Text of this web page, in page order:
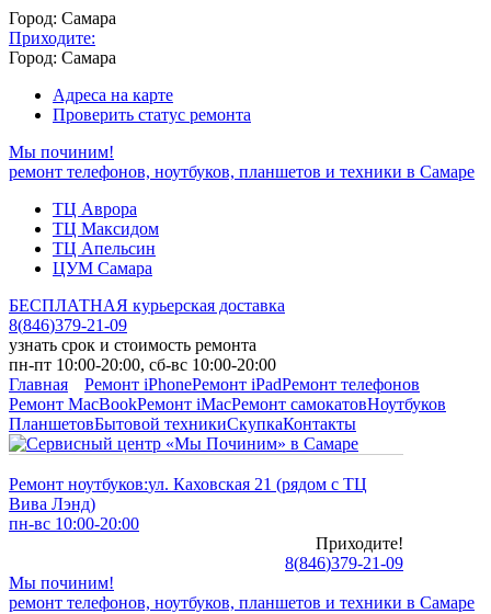
Город: Самара
Приходите:
Город: Самара
Адреса на карте
Проверить статус ремонта
Мы починим!
ремонт телефонов, ноутбуков, планшетов и техники в Самаре
ТЦ Аврора
ТЦ Максидом
ТЦ Апельсин
ЦУМ Самара
БЕСПЛАТНАЯ курьерская доставка
8(846)379-21-09
узнать срок и стоимость ремонта
пн-пт 10:00-20:00, сб-вс 10:00-20:00
Главная
Ремонт iPhoneРемонт iPadРемонт телефонов
Ремонт MacBookРемонт iMacРемонт самокатовНоутбуков
ПланшетовБытовой техникиСкупкаКонтакты
Ремонт ноутбуков:ул. Каховская 21 (рядом с ТЦ
Вива Лэнд)
пн-вс 10:00-20:00
Приходите!
8(846)379-21-09
Мы починим!
ремонт телефонов, ноутбуков, планшетов и техники в Самаре